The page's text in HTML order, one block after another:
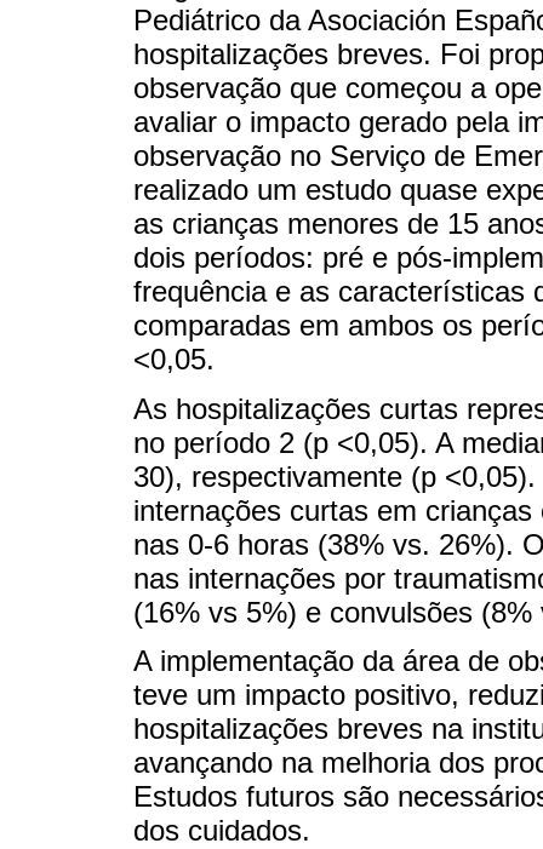
Pediátrico da Asociación
hospitalizações breves. Foi
observação que começou a
avaliar o impacto gerado pela
observação no Serviço de
realizado um estudo quase
as crianças menores de 15
dois períodos: pré e pós-
frequência e as características
comparadas em ambos os
<0,05.
As hospitalizações curtas
no período 2 (p <0,05). A
30), respectivamente (p
internações curtas em
nas 0-6 horas (38% vs. 26%).
nas internações por
(16% vs 5%) e convulsões
A implementação da área de
teve um impacto positivo,
hospitalizações breves na
avançando na melhoria dos
Estudos futuros são
dos cuidados.